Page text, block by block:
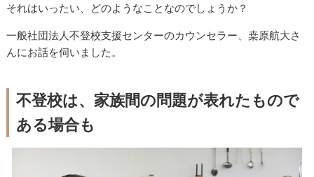
それはいったい、どのようなことなのでしょうか？
一般社団法人不登校支援センターのカウンセラー、桒原航大さ
んにお話を伺いました。
不登校は、家族間の問題が表れたもので
ある場合も